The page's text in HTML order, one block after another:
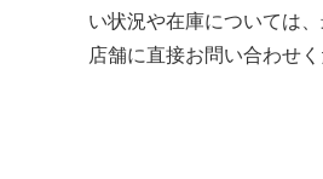
い状況や在庫については
店舗に直接お問い合わせく